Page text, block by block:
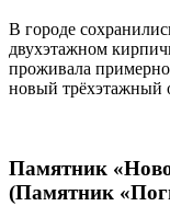
В городе
двухэтажном
проживала примерно
новый трёхэтажный
Памятник
(Памятник